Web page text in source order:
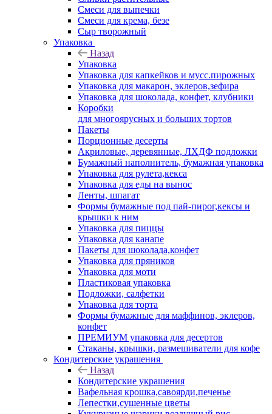
Смеси для выпечки
Смеси для крема, безе
Сыр творожный
Упаковка
Назад
Упаковка
Упаковка для капкейков и мусс.пирожных
Упаковка для макарон, эклеров,зефира
Упаковка для шоколада, конфет, клубники
Коробки
для многоярусных и больших тортов
Пакеты
Порционные десерты
Акриловые, деревянные, ЛХДФ подложки
Бумажный наполнитель, бумажная упаковка
Упаковка для рулета,кекса
Упаковка для еды на вынос
Ленты, шпагат
Формы бумажные под пай-пирог,кексы и
крышки к ним
Упаковка для пиццы
Упаковка для канапе
Пакеты для шоколада,конфет
Упаковка для пряников
Упаковка для моти
Пластиковая упаковка
Подложки, салфетки
Упаковка для торта
Формы бумажные для маффинов, эклеров,
конфет
ПРЕМИУМ упаковка для десертов
Стаканы, крышки, размешиватели для кофе
Кондитерские украшения
Назад
Кондитерские украшения
Вафельная крошка,савоярди,печенье
Лепестки,сушенные цветы